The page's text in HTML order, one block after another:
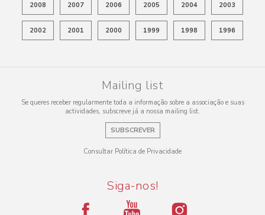
2008 2007 2006 2005 2004 2003
2002 2001 2000 1999 1998 1996
Mailing list
Se queres receber regularmente toda a informação sobre a associação e suas
actividades, subscreve já a nossa mailing list.
SUBSCREVER
Consultar Política de Privacidade
Siga-nos!